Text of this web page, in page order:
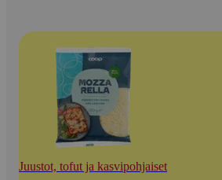
Juustot, tofut ja kasvipohjaiset